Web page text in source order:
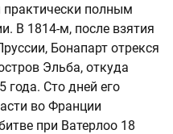
практически полным
В 1814-м, после взятия
Бонапарт отрекся
Эльба, откуда
года. Сто дней его
во Франции
при Ватерлоо 18